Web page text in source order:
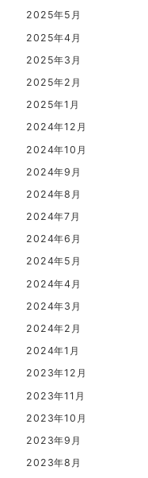
2025年5月
2025年4月
2025年3月
2025年2月
2025年1月
2024年12月
2024年10月
2024年9月
2024年8月
2024年7月
2024年6月
2024年5月
2024年4月
2024年3月
2024年2月
2024年1月
2023年12月
2023年11月
2023年10月
2023年9月
2023年8月